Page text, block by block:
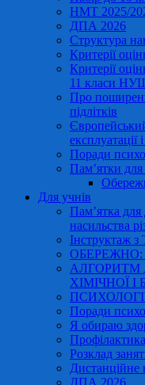
НМТ 2025/
ДПА 2026
Структура
Критерії
Критерії
11 класи
Про
підлітків
експлуатації
Поради
Пам’ятки для
Для учнів
Пам’ятка для
насильства
Інструктаж з
ОБЕРЕЖНО:
АЛГОРИТМ
ХІМІЧНОЇ І
Поради
Я обираю
Розклад
Дистанційне
ДПА 2026